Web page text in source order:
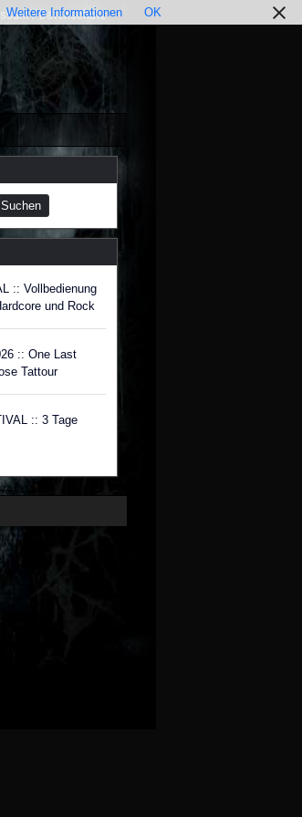
/ Datenschutz
:: Vollbedienung
und Rock
:: One Last
Tattour
:: 3 Tage
Weitere Informationen OK